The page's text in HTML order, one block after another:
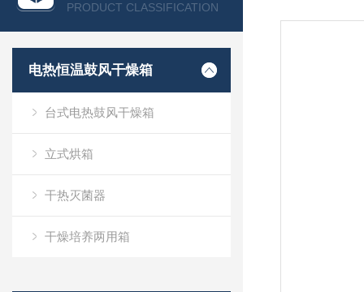
PRODUCT CLASSIFICATION
电热恒温鼓风干燥箱
台式电热鼓风干燥箱
立式烘箱
干热灭菌器
干燥培养两用箱